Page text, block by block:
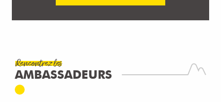
Rencontrez les
AMBASSADEURS
HERVÉ & SYLVIA